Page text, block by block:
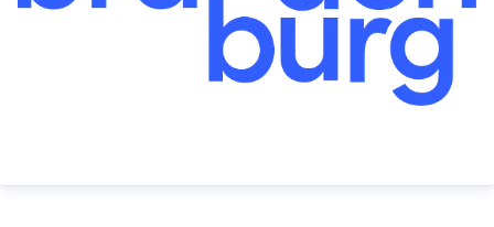
Tourismus & Kongress GmbH (visitBerlin) (5%)
TMB Tourismus-Marketing Brandenburg GmbH,
Telefon: +49 (0)331 29873-0 | Telefax: +49 (0)331